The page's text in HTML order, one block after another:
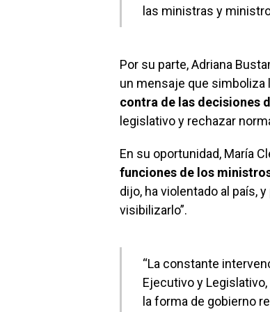
las ministras y
Por su parte, Adriana
un mensaje que simboliza
contra de las decisiones
legislativo y rechazar
En su oportunidad, María
funciones de los
dijo, ha violentado al país,
visibilizarlo”.
“La constante
Ejecutivo y
la forma de gobierno